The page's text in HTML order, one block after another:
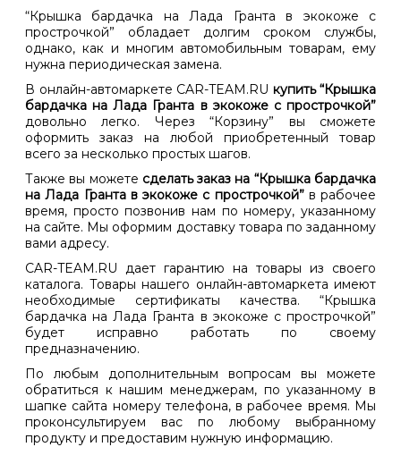
“Крышка бардачка на Лада Гранта в экокоже с
прострочкой” обладает долгим сроком службы,
однако, как и многим автомобильным товарам, ему
нужна периодическая замена.
В онлайн-автомаркете CAR-TEAM.RU купить “Крышка
бардачка на Лада Гранта в экокоже с прострочкой”
довольно легко. Через “Корзину” вы сможете
оформить заказ на любой приобретенный товар
всего за несколько простых шагов.
Также вы можете сделать заказ на “Крышка бардачка
на Лада Гранта в экокоже с прострочкой”в рабочее
время, просто позвонив нам по номеру, указанному
на сайте. Мы оформим доставку товара по заданному
вами адресу.
CAR-TEAM.RU дает гарантию на товары из своего
каталога. Товары нашего онлайн-автомаркета имеют
необходимые сертификаты качества. “Крышка
бардачка на Лада Гранта в экокоже с прострочкой”
будет исправно работать по своему
предназначению.
По любым дополнительным вопросам вы можете
обратиться к нашим менеджерам, по указанному в
шапке сайта номеру телефона, в рабочее время. Мы
проконсультируем вас по любому выбранному
продукту и предоставим нужную информацию.